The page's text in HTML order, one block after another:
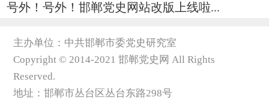
号外！号外！邯郸党史网站改版上线啦...
主办单位：中共邯郸市委党史研究室
Copyright © 2014-2021 邯郸党史网 All Rights
Reserved.
地址：邯郸市丛台区丛台东路298号